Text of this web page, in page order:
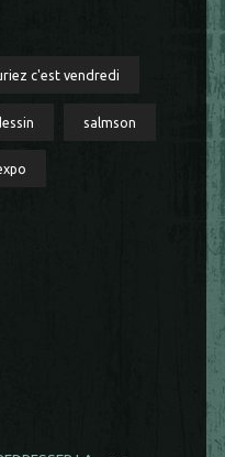
c'est vendredi
salmson